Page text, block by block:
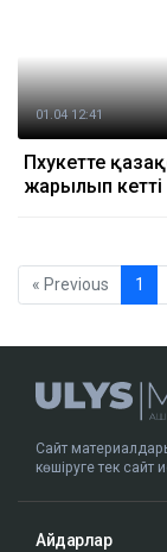
01.04 12:41
Пхукетте
жарылып кетті
« Previous 1
Сайт
көшіруге тек сайт
Айдарлар